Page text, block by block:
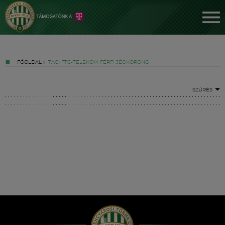
FŐOLDAL » TAG: FTC-TELEKOM FÉRFI JÉGKORONG
SZŰRÉS
Hírek